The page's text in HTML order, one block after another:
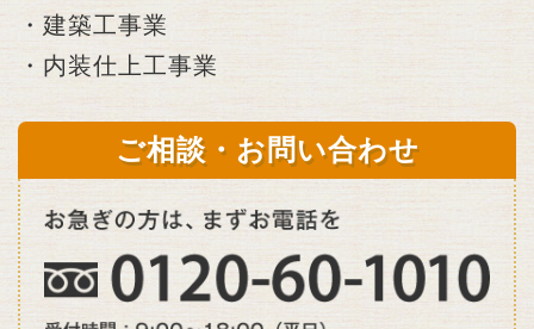
・建築工事業
・内装仕上工事業
ご相談・お問い合わせ